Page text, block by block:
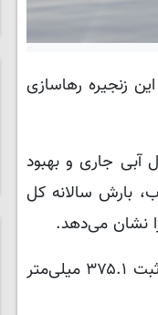
زنجیره رهاسازی
رشد چشمگیر ۷۴.۹ درصدی بارش‌های سال آبی جاری و بهبود
بارش سالانه کل
رستگاری ادامه داد: در این میان، حوضه مرزی غرب (زاب) با ثبت ۱۰۲۱.۱ میلی‌متر و حوضه دریاچه ارومیه با ثبت ۳۷۵.۱ میلی‌متر